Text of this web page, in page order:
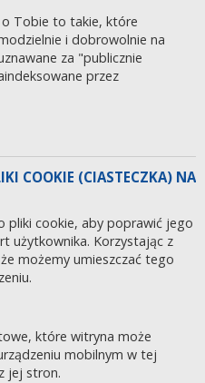
o Tobie to takie, które
i dobrowolnie na
za "publicznie
przez
COOKIE (CIASTECZKA) NA
pliki cookie, aby poprawić jego
użytkownika. Korzystając z
możemy umieszczać tego
które witryna może
mobilnym w tej
jej stron.